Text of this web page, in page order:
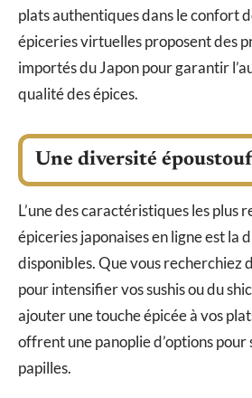
plats authentiques dans le confort
épiceries virtuelles proposent des
importés du Japon pour garantir
qualité des épices.
Une diversité
L’une des caractéristiques les plus
épiceries japonaises en ligne est la
disponibles. Que vous recherchiez
pour intensifier vos sushis ou du
ajouter une touche épicée à vos
offrent une panoplie d’options
papilles.